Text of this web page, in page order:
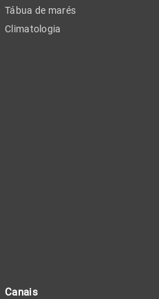
Tábua de marés
Climatologia
Canais